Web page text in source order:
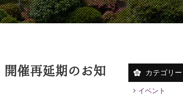
催再延期のお知
カテゴリー
イベント